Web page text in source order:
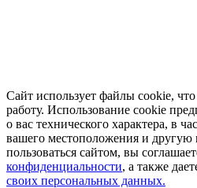
Сайт использует файлы cookie,
работу. Использование cookie
о вас технического характера, в
вашего местоположения и
пользоваться сайтом, вы
конфиденциальности, а также
своих персональных данных.